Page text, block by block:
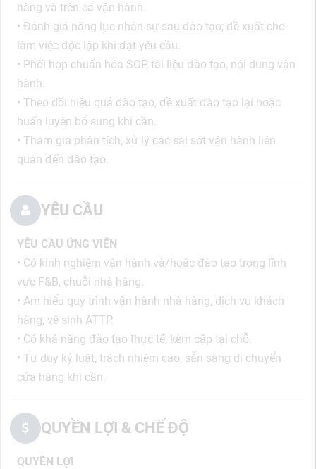
hàng và trên ca vận hành.
• Đánh giá năng lực nhân sự sau đào tạo; đề xuất cho
làm việc độc lập khi đạt yêu cầu.
• Phối hợp chuẩn hóa SOP, tài liệu đào tạo, nội dung vận
hành.
• Theo dõi hiệu quả đào tạo, đề xuất đào tạo lại hoặc
huấn luyện bổ sung khi cần.
• Tham gia phân tích, xử lý các sai sót vận hành liên
quan đến đào tạo.
YÊU CẦU
YÊU CẦU ỨNG VIÊN
• Có kinh nghiệm vận hành và/hoặc đào tạo trong lĩnh
vực F&B, chuỗi nhà hàng.
• Am hiểu quy trình vận hành nhà hàng, dịch vụ khách
hàng, vệ sinh ATTP.
• Có khả năng đào tạo thực tế, kèm cặp tại chỗ.
• Tư duy kỷ luật, trách nhiệm cao, sẵn sàng di chuyển
cửa hàng khi cần.
QUYỀN LỢI & CHẾ ĐỘ
QUYỀN LỢI